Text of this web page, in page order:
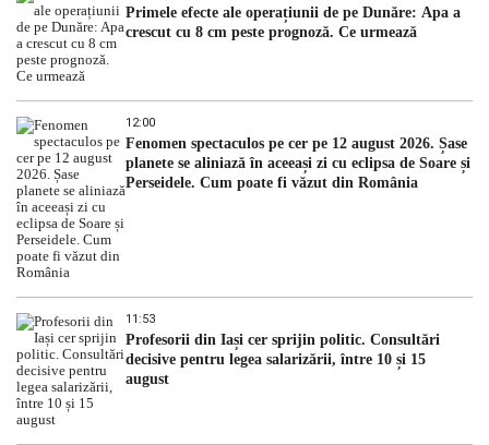
Primele efecte ale operațiunii de pe Dunăre: Apa a
crescut cu 8 cm peste prognoză. Ce urmează
12:00
Fenomen spectaculos pe cer pe 12 august 2026. Șase
planete se aliniază în aceeași zi cu eclipsa de Soare și
Perseidele. Cum poate fi văzut din România
11:53
Profesorii din Iași cer sprijin politic. Consultări
decisive pentru legea salarizării, între 10 și 15
august